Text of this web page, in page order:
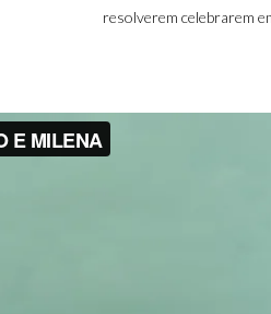
resolverem celebrarem